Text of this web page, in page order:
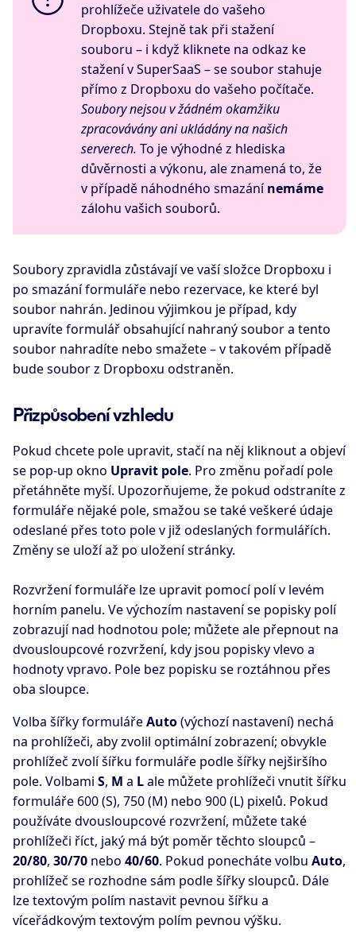
prohlížeče uživatele do vašeho
Dropboxu. Stejně tak při stažení
souboru – i když kliknete na odkaz ke
stažení v SuperSaaS – se soubor stahuje
přímo z Dropboxu do vašeho počítače.
Soubory nejsou v žádném okamžiku
zpracovávány ani ukládány na našich
serverech. To je výhodné z hlediska
důvěrnosti a výkonu, ale znamená to, že
v případě náhodného smazánínemáme
zálohu vašich souborů.
Soubory zpravidla zůstávají ve vaší složce Dropboxu i
po smazání formuláře nebo rezervace, ke které byl
soubor nahrán. Jedinou výjimkou je případ, kdy
upravíte formulář obsahující nahraný soubor a tento
soubor nahradíte nebo smažete – v takovém případě
bude soubor z Dropboxu odstraněn.
Přizpůsobení vzhledu
Pokud chcete pole upravit, stačí na něj kliknout a objeví
se pop-up okno Upravit pole. Pro změnu pořadí pole
přetáhněte myší. Upozorňujeme, že pokud odstraníte z
formuláře nějaké pole, smažou se také veškeré údaje
odeslané přes toto pole v již odeslaných formulářích.
Změny se uloží až po uložení stránky.
Rozvržení formuláře lze upravit pomocí polí v levém
horním panelu. Ve výchozím nastavení se popisky polí
zobrazují nad hodnotou pole; můžete ale přepnout na
dvousloupcové rozvržení, kdy jsou popisky vlevo a
hodnoty vpravo. Pole bez popisku se roztáhnou přes
oba sloupce.
Volba šířky formulářeAuto(výchozí nastavení) nechá
na prohlížeči, aby zvolil optimální zobrazení; obvykle
prohlížeč zvolí šířku formuláře podle šířky nejširšího
pole. Volbami S, M a Lale můžete prohlížeči vnutit šířku
formuláře 600 (S), 750 (M) nebo 900 (L) pixelů. Pokud
používáte dvousloupcové rozvržení, můžete také
prohlížeči říct, jaký má být poměr těchto sloupců –
20/80, 30/70 nebo 40/60. Pokud ponecháte volbu Auto,
prohlížeč se rozhodne sám podle šířky sloupců. Dále
lze textovým polím nastavit pevnou šířku a
víceřádkovým textovým polím pevnou výšku.